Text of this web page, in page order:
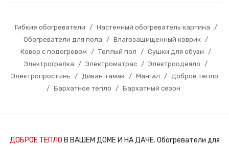
Гибкие обогреватели / Настенный обогреватель картина
/
Обогреватели для пола
/ Влагозащищенный коврик
/
Ковер с подогревом
/ Теплый пол / Сушки для обуви
/
Электрогрелка
/ Электроматрас / Электроодеяло
/
Электропростынь
/ Диван-гамак / Мангал /
Доброе тепло
/ Бархатное тепло / Бархатный сезон
ДОБРОЕ ТЕПЛО В ВАШЕМ ДОМЕ И НА ДАЧЕ. Обогреватели для